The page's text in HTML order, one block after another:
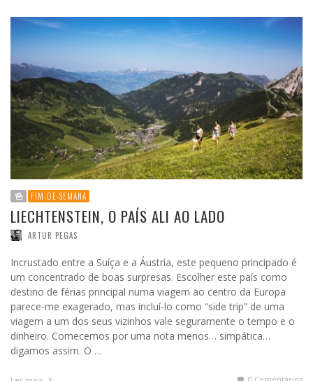
FIM-DE-SEMANA
LIECHTENSTEIN, O PAÍS ALI AO LADO
ARTUR PEGAS
Incrustado entre a Suíça e a Áustria, este pequeno principado é
um concentrado de boas surpresas. Escolher este país como
destino de férias principal numa viagem ao centro da Europa
parece-me exagerado, mas incluí-lo como “side trip” de uma
viagem a um dos seus vizinhos vale seguramente o tempo e o
dinheiro. Comecemos por uma nota menos… simpática…
digamos assim. O …